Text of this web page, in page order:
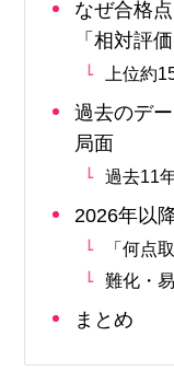
なぜ合格
「相対評
上位約
過去のデ
局面
過去11
2026年以
「何点
難化・
まとめ